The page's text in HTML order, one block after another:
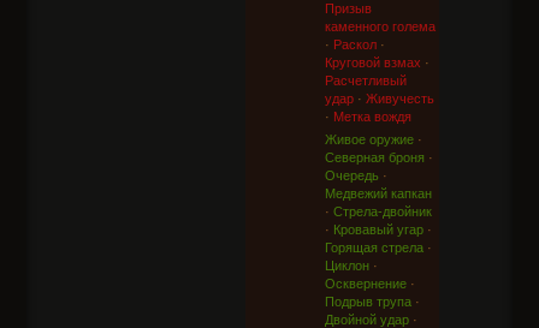
Призыв
каменного голема
· Раскол ·
Круговой взмах ·
Расчетливый
удар · Живучесть
· Метка вождя
Живое оружие ·
Северная броня ·
Очередь ·
Медвежий капкан
· Стрела-двойник
· Кровавый угар ·
Горящая стрела ·
Циклон ·
Осквернение ·
Подрыв трупа ·
Двойной удар ·